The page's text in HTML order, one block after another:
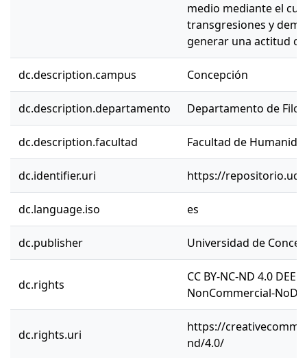
medio mediante el
transgresiones y
generar una actitud
dc.description.campus Concepción
dc.description.departamento Departamento de
dc.description.facultad Facultad de
dc.identifier.uri https://
dc.language.iso es
dc.publisher Universidad de
dc.rights
CC BY-NC-ND 4.0
NonCommercial-
dc.rights.uri
https://
nd/4.0/